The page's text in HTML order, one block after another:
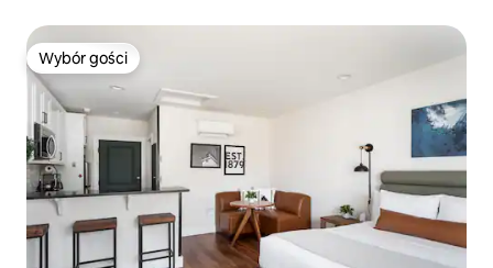
Wybór gości
Wybór gości